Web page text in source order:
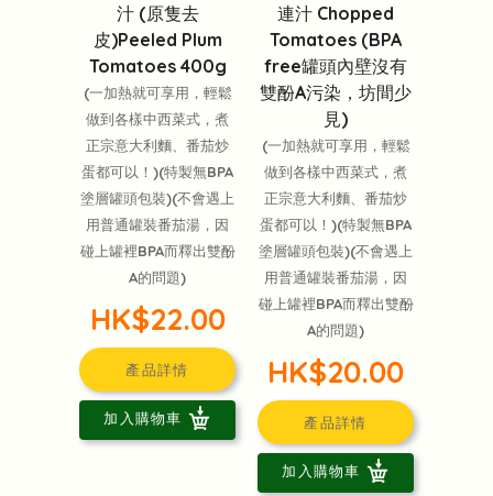
汁 (原隻去
皮)Peeled Plum
Tomatoes 400g
(一加熱就可享用，輕鬆
做到各樣中西菜式，煮
正宗意大利麵、番茄炒
蛋都可以！)(特製無BPA
塗層罐頭包裝)(不會遇上
用普通罐裝番茄湯，因
碰上罐裡BPA而釋出雙酚
A的問題)
HK$22.00
產品詳情
加入購物車
連汁 Chopped
Tomatoes (BPA
free罐頭內壁沒有
雙酚A污染，坊間少
見)
(一加熱就可享用，輕鬆
做到各樣中西菜式，煮
正宗意大利麵、番茄炒
蛋都可以！)(特製無BPA
塗層罐頭包裝)(不會遇上
用普通罐裝番茄湯，因
碰上罐裡BPA而釋出雙酚
A的問題)
HK$20.00
產品詳情
加入購物車